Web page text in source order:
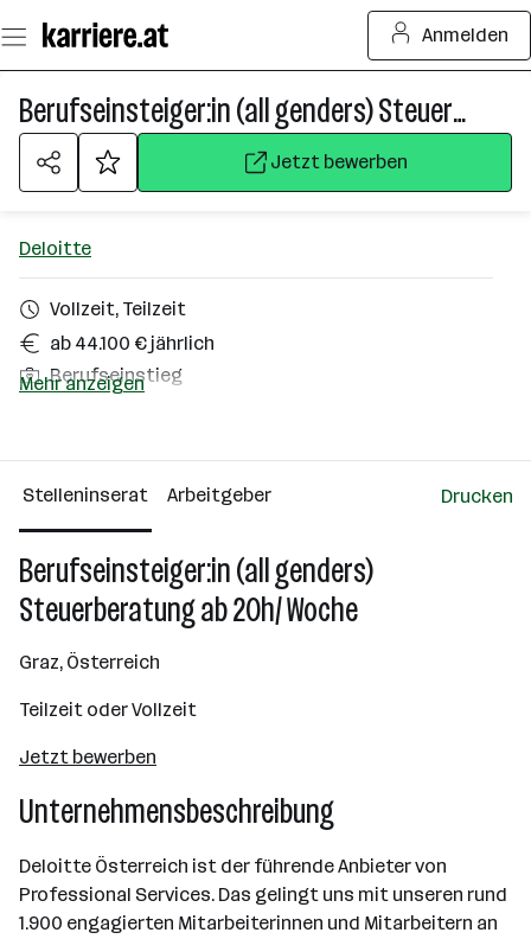
Seiteninhalt
springen
Anmelden
Berufseinsteiger:in (all genders) Steuerberatung ab 20h/ Woche
Jetzt bewerben
Deloitte
Vollzeit, Teilzeit
ab 44.100 € jährlich
Berufseinstieg
501 - 2500 Mitarbeiter*innen
Mehr anzeigen
Stelleninserat Arbeitgeber Drucken
Berufseinsteiger:in (all genders)
Steuerberatung ab 20h/ Woche
Graz, Österreich
Teilzeit oder Vollzeit
Jetzt bewerben
Unternehmensbeschreibung
Deloitte Österreich ist der führende Anbieter von
Professional Services. Das gelingt uns mit unseren rund
1.900 engagierten Mitarbeiterinnen und Mitarbeitern an